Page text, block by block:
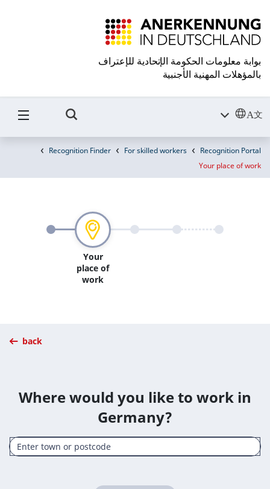
بوابة معلومات الحكومة الإتحادية للإعتراف
بالمؤهلات المهنية الأجنبية
Recognition Portal
For skilled workers
Recognition Finder
Your place of work
Your
place of
work
back
Where would you like to work in
Germany?